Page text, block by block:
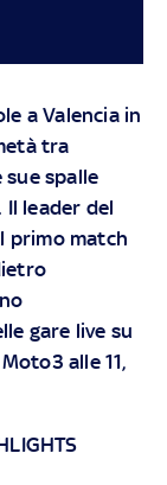
a Valencia in
tra
spalle
Il leader del
primo match
gare live su
alle 11,